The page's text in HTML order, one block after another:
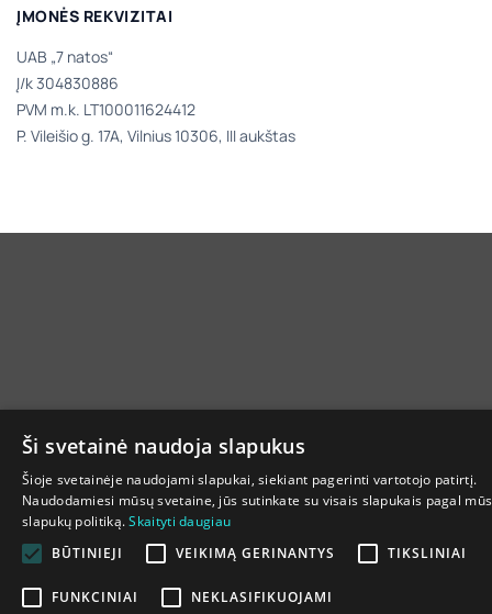
ĮMONĖS REKVIZITAI
UAB „7 natos“
Į/k 304830886
PVM m.k. LT100011624412
P. Vileišio g. 17A, Vilnius 10306, III aukštas
Ši svetainė naudoja slapukus
Šioje svetainėje naudojami slapukai, siekiant pagerinti vartotojo patirtį.
Naudodamiesi mūsų svetaine, jūs sutinkate su visais slapukais pagal
slapukų politiką.Skaityti daugiau
BŪTINIEJI
VEIKIMĄ GERINANTYS TIKSLINIAI
FUNKCINIAI NEKLASIFIKUOJAMI